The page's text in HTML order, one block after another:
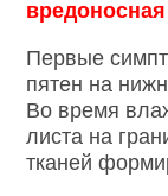
Первые
пятен на
Во время
листа на
тканей